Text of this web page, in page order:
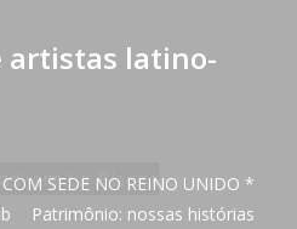
artistas latino-
SEDE NO REINO UNIDO *
Patrimônio: nossas histórias